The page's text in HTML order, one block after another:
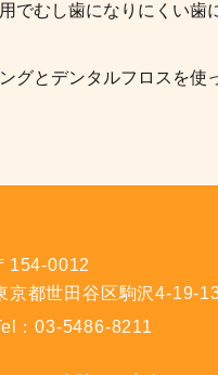
でむし歯になりにくい歯
グとデンタルフロスを使
154-0012
京都世田谷区駒沢4-19-
：03-5486-8211